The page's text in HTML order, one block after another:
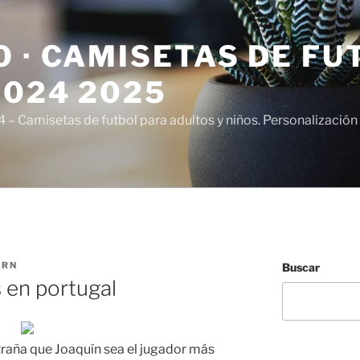
· CAMISETAS DE
2025
Camisetas de futbol para adultos y niños.
portugal
que Joaquín sea el jugador más
Buscar